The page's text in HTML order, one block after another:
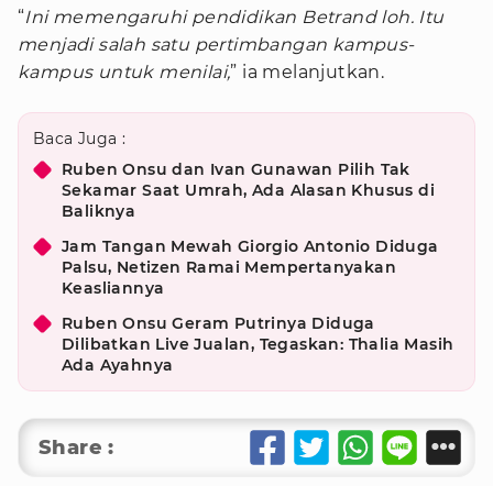
“Ini memengaruhi pendidikan Betrand loh. Itu
menjadi salah satu pertimbangan kampus-
kampus untuk menilai,” ia melanjutkan.
Baca Juga :
Ruben Onsu dan Ivan Gunawan Pilih Tak
Sekamar Saat Umrah, Ada Alasan Khusus di
Baliknya
Jam Tangan Mewah Giorgio Antonio Diduga
Palsu, Netizen Ramai Mempertanyakan
Keasliannya
Ruben Onsu Geram Putrinya Diduga
Dilibatkan Live Jualan, Tegaskan: Thalia Masih
Ada Ayahnya
Share :